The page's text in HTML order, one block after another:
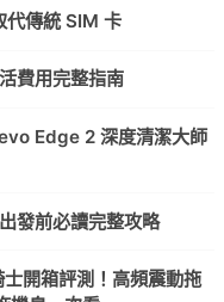
代傳統 SIM 卡
費用完整指南
Edge 2 深度清潔大師
發前必讀完整攻略
開箱評測！高頻震動拖